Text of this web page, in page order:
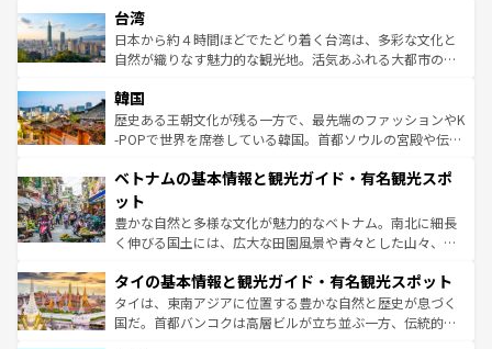
人々、おいしいローカルフードやハワイアンミュージッ
ク、伝統的なフラダンスなど、すべてがハワイの魅力を彩
っている。訪れるたびに新しい発見と感動が待っているハ
はコンテンツ一覧
リアリーフや大陸中央部にそびえるウルル（エアーズロッ
ク）、タスマニアの美しい原生林やケアンズの熱帯雨林な
ど、見どころがたくさん。また、カフェやワイン、オージ
いる。アクティビティも充実しており、サーフィンやダイ
ビング、ハイキングなど、アウトドア好きにはたまらな
い。オーストラリアの多彩な魅力を存分に味わいつくそ
参照してほしい。
台湾
日本から約４時間ほどでたどり着く台湾は、多彩な文化と
自然が織りなす魅力的な観光地。活気あふれる大都市の台
ン）、静ひつな山岳地帯である台湾東部など、都市の喧騒
と山間の静けさが共存しており、訪れる人に新しい発見と
驚きをもたらしてくれる。また、奥深い台湾の食文化も魅
容にもいいと評判のスイーツなど、バラエティ豊かな料理
照してほしい。
韓国
歴史ある王朝文化が残る一方で、最先端のファッションやK
-POPで世界を席巻している韓国。首都ソウルの宮殿や伝統
き、地方に足を延ばせば四季折々の自然美を楽しむことが
できる。そして、キムチや焼肉、絶品のストリートフード
まで、さまざまな韓国料理が待っている。夜には、韓国な
らではのナイトライフも堪能できる。あたたかいホスピタ
わってみてほしい。 なお、新着の韓国情報はコンテンツ一
覧 を参照してほしい。
ベトナムの基本情報と観光ガイド・有名観光スポ
ット
豊かな自然と多様な文化が魅力的なベトナム。南北に細長
く伸びる国土には、広大な田園風景や青々とした山々、世
急速な発展と共に伝統が息づく。ハノイの古い町並みやホ
ーチミン市のフランス統治時代の建物も、独特の雰囲気を
醸し出している。また、バラエティの豊かさとおいしさで
タイの基本情報と観光ガイド・有名観光スポット
タイは、東南アジアに位置する豊かな自然と歴史が息づく
国だ。首都バンコクは高層ビルが立ち並ぶ一方、伝統的な